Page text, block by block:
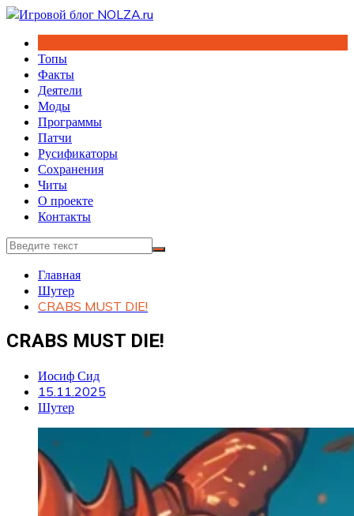
Перейти
содержимому
Топы
Факты
Деятели
Моды
Программы
Патчи
Русификаторы
Сохранения
Читы
О проекте
Контакты
Главная
Шутер
CRABS MUST DIE!
CRABS MUST DIE!
Иосиф Сид
15.11.2025
Шутер